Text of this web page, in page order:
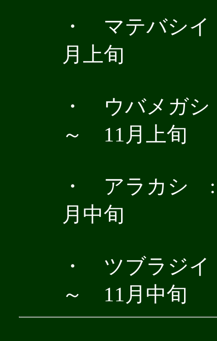
・ マテバシ
月上旬
・ ウバメガ
～ 11月上旬
・ アラカシ
月中旬
・ ツブラジ
～ 11月中旬